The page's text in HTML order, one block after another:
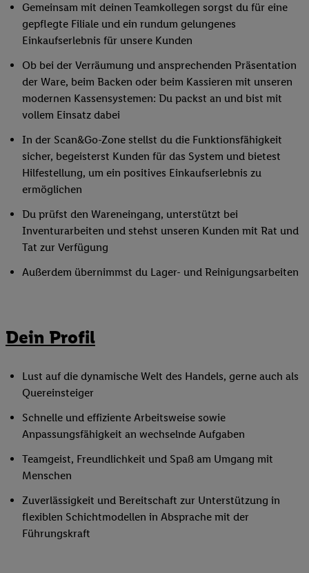
Gemeinsam mit deinen Teamkollegen sorgst du für eine
gepflegte Filiale und ein rundum gelungenes
Einkaufserlebnis für unsere Kunden
Ob bei der Verräumung und ansprechenden Präsentation
der Ware, beim Backen oder beim Kassieren mit unseren
modernen Kassensystemen: Du packst an und bist mit
vollem Einsatz dabei
In der Scan&Go-Zone stellst du die Funktionsfähigkeit
sicher, begeisterst Kunden für das System und bietest
Hilfestellung, um ein positives Einkaufserlebnis zu
ermöglichen
Du prüfst den Wareneingang, unterstützt bei
Inventurarbeiten und stehst unseren Kunden mit Rat und
Tat zur Verfügung
Außerdem übernimmst du Lager- und Reinigungsarbeiten
Dein Profil
Lust auf die dynamische Welt des Handels, gerne auch als
Quereinsteiger
Schnelle und effiziente Arbeitsweise sowie
Anpassungsfähigkeit an wechselnde Aufgaben
Teamgeist, Freundlichkeit und Spaß am Umgang mit
Menschen
Zuverlässigkeit und Bereitschaft zur Unterstützung in
flexiblen Schichtmodellen in Absprache mit der
Führungskraft